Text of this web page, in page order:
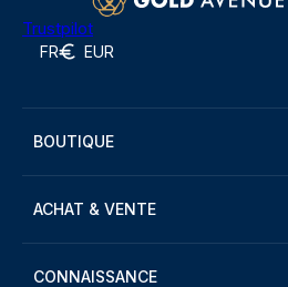
Trustpilot
FR EUR
BOUTIQUE
ACHAT & VENTE
CONNAISSANCE